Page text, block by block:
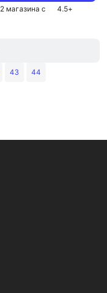
2 магазина с 4.5+
43 44